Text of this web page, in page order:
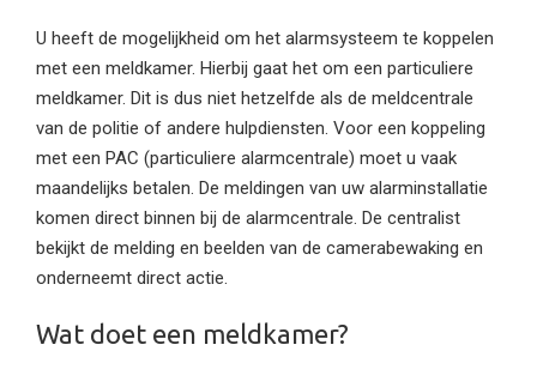
U heeft de mogelijkheid om het alarmsysteem te koppelen
met een meldkamer. Hierbij gaat het om een particuliere
meldkamer. Dit is dus niet hetzelfde als de meldcentrale
van de politie of andere hulpdiensten. Voor een koppeling
met een PAC (particuliere alarmcentrale) moet u vaak
maandelijks betalen. De meldingen van uw alarminstallatie
komen direct binnen bij de alarmcentrale. De centralist
bekijkt de melding en beelden van de camerabewaking en
onderneemt direct actie.
Wat doet een meldkamer?